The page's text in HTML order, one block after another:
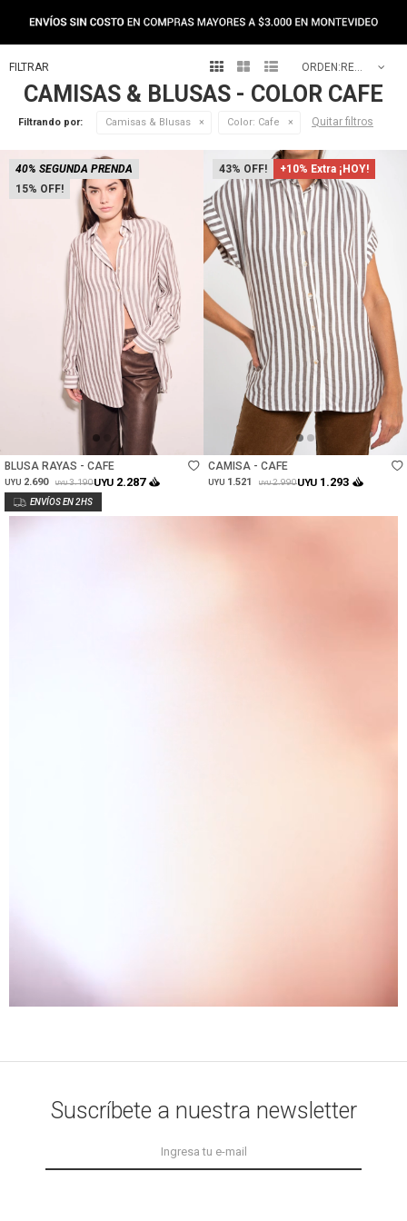
CAMISAS & BLUSAS - COLOR CAFE
   RECOMENDADOS
Filtrando por: Camisas & Blusas Color: Cafe Quitar filtros
15
40% SEGUNDA PRENDA
BLUSA RAYAS - CAFE
UYU 2.690 UYU 3.190UYU 2.287
43 +10% Extra ¡HOY!
CAMISA - CAFE
UYU 1.521 UYU 2.990UYU 1.293
Suscríbete a nuestra newsletter